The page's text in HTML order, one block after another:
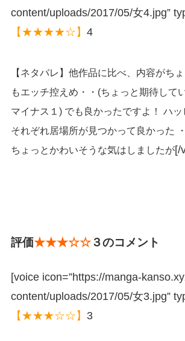
content/uploads/2017/05/女4.jpg”
【★★★★☆】 4
【ネタバレ】他作品に比べ、内容がち
もエッチ控えめ・・(ちょっと期待して
マイナス１) でも良かったですよ！ ハ
それぞれ居場所が見つかって良かった
ちょっとかわいそうな気はしましたが[/
評価★★★☆☆３のコメント
[voice icon=”https://manga-
content/uploads/2017/05/女3.jpg”
【★★★☆☆】 3